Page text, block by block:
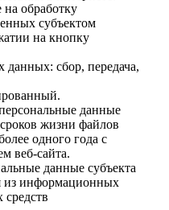
обработку
субъектом
на кнопку
сбор, передача,
данные
жизни файлов
одного года с
веб-сайта.
данные субъекта
из информационных